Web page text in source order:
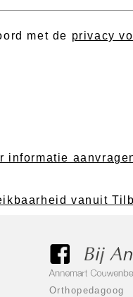
met de privacy
informatie
vanuit
Orthopedagoog